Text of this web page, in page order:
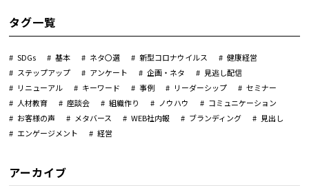
タグ一覧
SDGs 基本 ネタ〇選 新型コロナウイルス
健康経営
ステップアップ
アンケート 企画・ネタ
見逃し配信
リニューアル
キーワード 事例 リーダーシップ
セミナー
人材教育
座談会 組織作り ノウハウ
コミュニケーション
お客様の声
メタバース WEB社内報 ブランディング
見出し
エンゲージメント
経営
アーカイブ